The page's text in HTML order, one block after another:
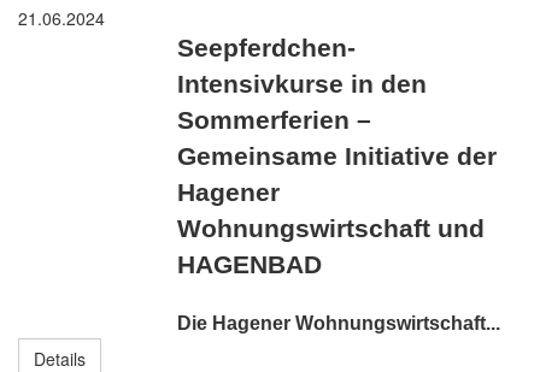
21.06.2024
Seepferdchen-
Intensivkurse in den
Sommerferien –
Gemeinsame Initiative der
Hagener
Wohnungswirtschaft und
HAGENBAD
Die Hagener Wohnungswirtschaft...
Details